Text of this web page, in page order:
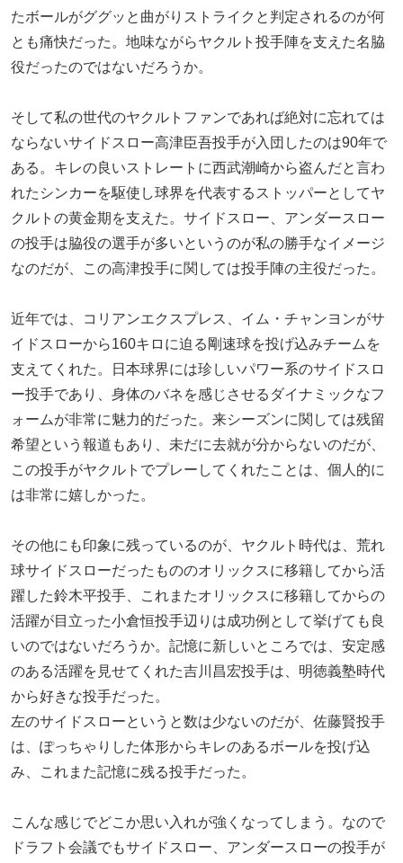
たボールがググッと曲がりストライクと判定されるのが何
とも痛快だった。地味ながらヤクルト投手陣を支えた名脇
役だったのではないだろうか。
そして私の世代のヤクルトファンであれば絶対に忘れては
ならないサイドスロー高津臣吾投手が入団したのは90年で
ある。キレの良いストレートに西武潮崎から盗んだと言わ
れたシンカーを駆使し球界を代表するストッパーとしてヤ
クルトの黄金期を支えた。サイドスロー、アンダースロー
の投手は脇役の選手が多いというのが私の勝手なイメージ
なのだが、この高津投手に関しては投手陣の主役だった。
近年では、コリアンエクスプレス、イム・チャンヨンがサ
イドスローから160キロに迫る剛速球を投げ込みチームを
支えてくれた。日本球界には珍しいパワー系のサイドスロ
ー投手であり、身体のバネを感じさせるダイナミックなフ
ォームが非常に魅力的だった。来シーズンに関しては残留
希望という報道もあり、未だに去就が分からないのだが、
この投手がヤクルトでプレーしてくれたことは、個人的に
は非常に嬉しかった。
その他にも印象に残っているのが、ヤクルト時代は、荒れ
球サイドスローだったもののオリックスに移籍してから活
躍した鈴木平投手、これまたオリックスに移籍してからの
活躍が目立った小倉恒投手辺りは成功例として挙げても良
いのではないだろうか。記憶に新しいところでは、安定感
のある活躍を見せてくれた吉川昌宏投手は、明徳義塾時代
から好きな投手だった。
左のサイドスローというと数は少ないのだが、佐藤賢投手
は、ぽっちゃりした体形からキレのあるボールを投げ込
み、これまた記憶に残る投手だった。
こんな感じでどこか思い入れが強くなってしまう。なので
ドラフト会議でもサイドスロー、アンダースローの投手が